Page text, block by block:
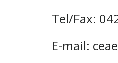
Tel/Fax:
E-mail: